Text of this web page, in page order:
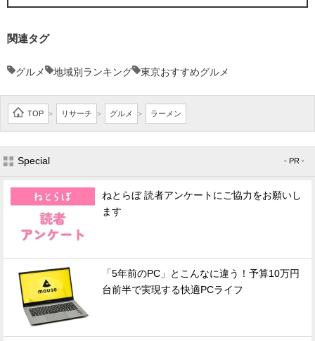
関連タグ
グルメ 地域別ランキング 東京おすすめグルメ
TOP > リサーチ > グルメ > ラーメン
Special - PR -
ねとらぼ 読者アンケートにご協力をお願いし
ます
「5年前のPC」とこんなに違う！予算10万円
台前半で実現する快適PCライフ